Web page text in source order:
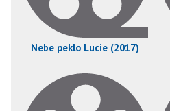
Nebe peklo Lucie (2017)